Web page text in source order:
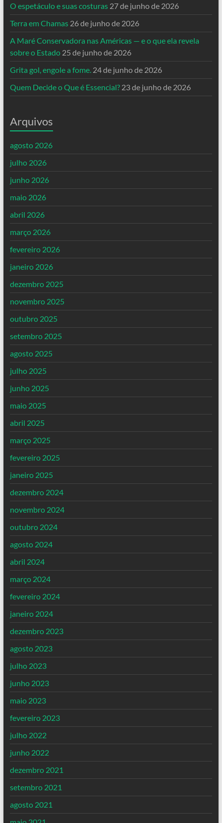
O espetáculo e suas costuras 27 de junho de 2026
Terra em Chamas 26 de junho de 2026
A Maré Conservadora nas Américas — e o que ela revela
sobre o Estado 25 de junho de 2026
Grita gol, engole a fome. 24 de junho de 2026
Quem Decide o Que é Essencial? 23 de junho de 2026
Arquivos
agosto 2026
julho 2026
junho 2026
maio 2026
abril 2026
março 2026
fevereiro 2026
janeiro 2026
dezembro 2025
novembro 2025
outubro 2025
setembro 2025
agosto 2025
julho 2025
junho 2025
maio 2025
abril 2025
março 2025
fevereiro 2025
janeiro 2025
dezembro 2024
novembro 2024
outubro 2024
agosto 2024
abril 2024
março 2024
fevereiro 2024
janeiro 2024
dezembro 2023
agosto 2023
julho 2023
junho 2023
maio 2023
fevereiro 2023
julho 2022
junho 2022
dezembro 2021
setembro 2021
agosto 2021